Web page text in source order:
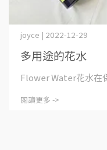
多用途的花水
joyce | 2022-12-29
Flower Water花水在
閱讀更多 ->